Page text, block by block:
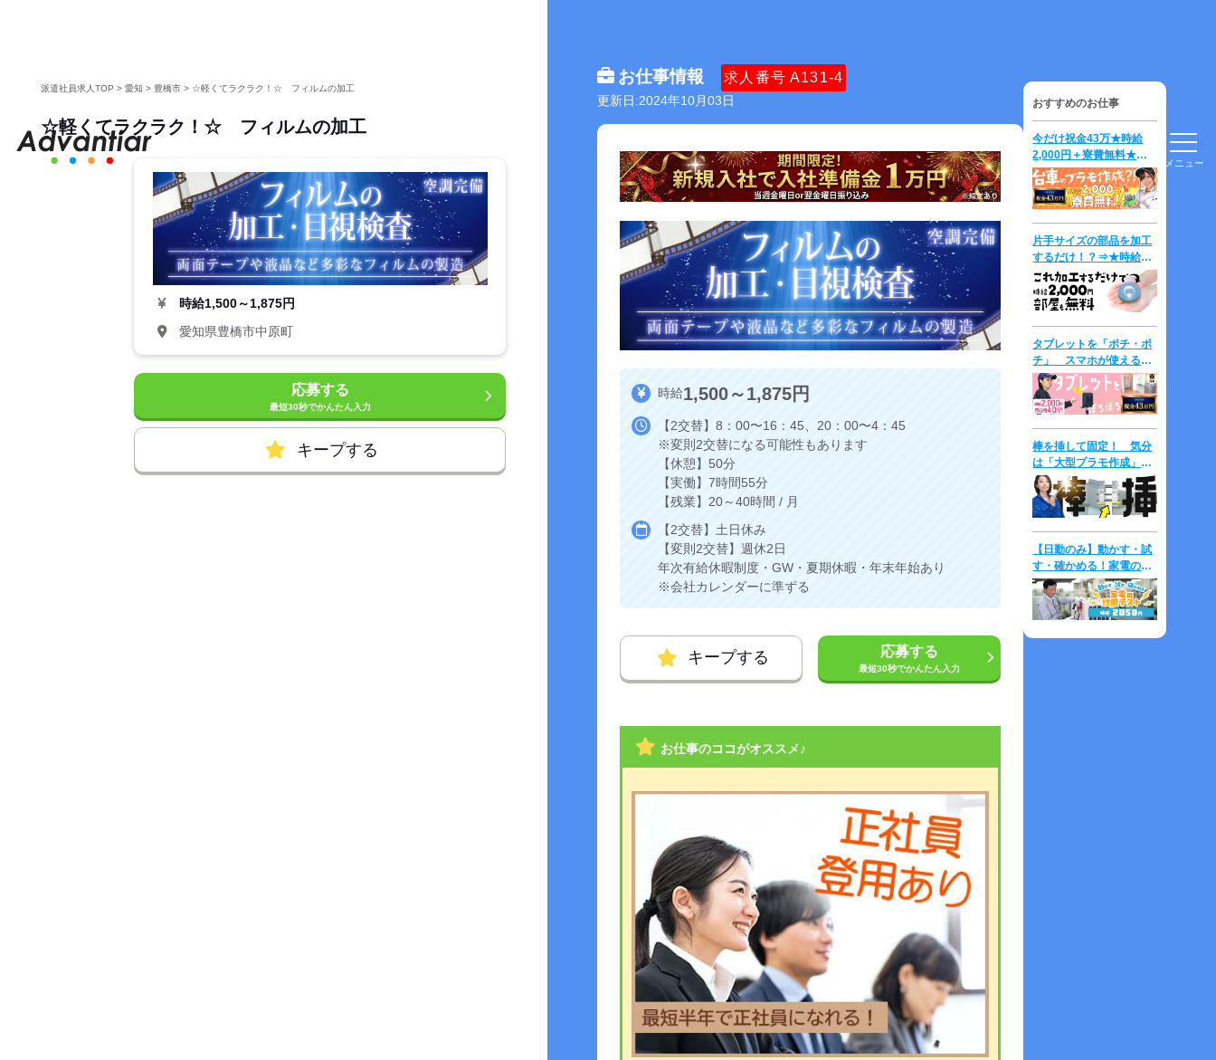
メニュー
派遣社員求人TOP >愛知 > 豊橋市 > ☆軽くてラクラク！☆ フィルムの加工
☆軽くてラクラク！☆ フィルムの加工
時給1,500～1,875円
愛知県豊橋市中原町
応募する
最短30秒でかんたん入力
キープする
お仕事情報 求人番号 A131-4
更新日:2024年10月03日
時給1,500～1,875円
【2交替】8：00〜16：45、20：00〜4：45
※変則2交替になる可能性もあります
【休憩】50分
【実働】7時間55分
【残業】20～40時間 / 月
【2交替】土日休み
【変則2交替】週休2日
年次有給休暇制度・GW・夏期休暇・年末年始あり
※会社カレンダーに準ずる
キープする 応募する
最短30秒でかんたん入力
お仕事のココがオススメ♪
おすすめのお仕事
今だけ祝金43万★時給
2,000円＋寮費無料★台
車の「プラモデル」を作
成して運ぶだけ？！
片手サイズの部品を加工
するだけ！？⇒★時給
2000円＋寮費無料★
タブレットを「ポチ・ポ
チ」 スマホが使える方
は即戦力？！ 時給
2,300円！
棒を挿して固定！ 気分
は「大型プラモ作成」⇒
時給2,000円！
【日勤のみ】動かす・試
す・確かめる！家電の性
能テスト♪未経験歓迎！
マニュアル完備◎